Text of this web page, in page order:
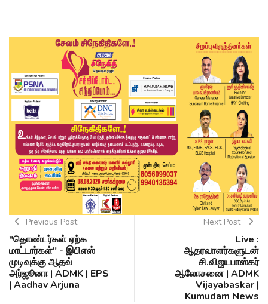
Previous Post
"தொண்டர்கள் ஏற்க
மாட்டார்கள்" - இபிஎஸ்
முடிவுக்கு ஆதவ்
அர்ஜூனா | ADMK | EPS
| Aadhav Arjuna
Next Post
Live :
ஆதரவாளர்களுடன்
சி.விஜயபாஸ்கர்
ஆலோசனை | ADMK
Vijayabaskar |
Kumudam News